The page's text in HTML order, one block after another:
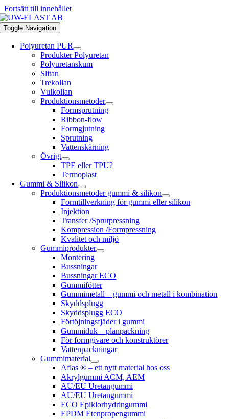
Fortsätt till innehållet
Toggle Navigation
Polyuretan PUR
Produkter Polyuretan
Polyuretanskum
Slitan
Trekollan
Vulkollan
Produktionsmetoder
Formsprutning
Ribbon-flow
Formgjutning
Sprutning
Vattenskärning
Övrigt
TPE eller TPU?
Termoplast
Gummi & Silikon
Produktionsmetoder gummi & silikon
Formtillverkning för gummi eller silikon
Injektion
Transfer /Sprutpressning
Kompression /Formpressning
Kvalitet och miljö
Gummiprodukter
Montering
Bussningar
Bussningar ECO
Gummifötter
Gummimetall – gummi och metall i kombination
Skyddsplugg
Skyddsplugg ECO
Förtöjningsfjäder i gummi
Gummiduk – planpackning
För formgivare och konstruktörer
Vattenpackningar
Gummimaterial
Aflas ® – ett nytt material hos oss
Akrylgummi ACM, AEM
AU/EU Uretangummi
AU/EU Uretangummi
ECO Epiklorhydringummi
EPDM Etenpropengummi